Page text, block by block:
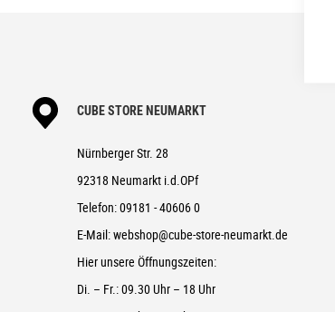
CUBE STORE NEUMARKT
Nürnberger Str. 28
92318 Neumarkt i.d.OPf
Telefon:09181 - 40606 0
E-Mail:webshop@cube-store-neumarkt.de
Hier unsere Öffnungszeiten:
Di. – Fr.: 09.30 Uhr – 18 Uhr